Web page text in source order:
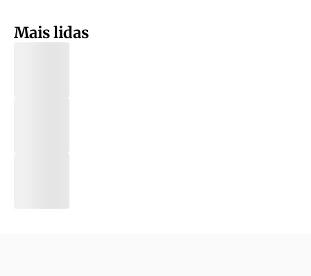
Mais lidas